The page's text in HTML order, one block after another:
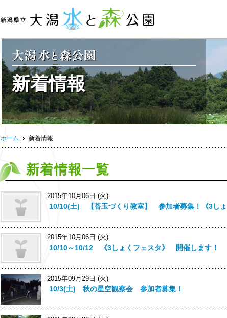
新着情報
ホーム 新着情報
新着情報一覧
2015年10月06日 (火)
10/10(土) 【苔玉づくり教室】 参加者募集！《3しょ
2015年10月06日 (火)
10/10～10/12 《3しょくフェスタ》 開催します！
2015年09月29日 (火)
10/3(土) 秋の星空観察会 参加者募集！